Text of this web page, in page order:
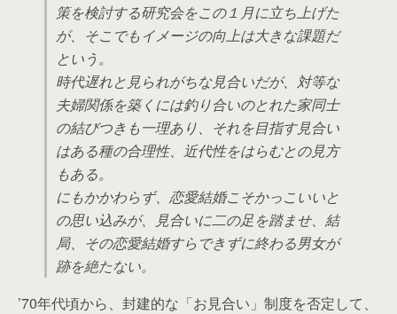
策を検討する研究会をこの１月に立ち上げた
が、そこでもイメージの向上は大きな課題だ
という。
時代遅れと見られがちな見合いだが、対等な
夫婦関係を築くには釣り合いのとれた家同士
の結びつきも一理あり、それを目指す見合い
はある種の合理性、近代性をはらむとの見方
もある。
にもかかわらず、恋愛結婚こそかっこいいと
の思い込みが、見合いに二の足を踏ませ、結
局、その恋愛結婚すらできずに終わる男女が
跡を絶たない。
’70年代頃から、封建的な「お見合い」制度を否定して、